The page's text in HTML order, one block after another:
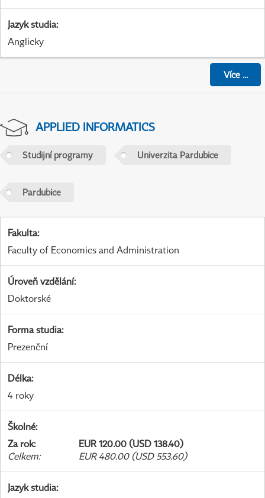
Jazyk studia:
Anglicky
Více...
APPLIED INFORMATICS
Studijní programy Univerzita Pardubice
Pardubice
Fakulta:
Faculty of Economics and Administration
Úroveň vzdělání:
Doktorské
Forma studia:
Prezenční
Délka:
4 roky
Školné:
Za rok:
EUR 120.00 (USD 138.40)
Celkem: EUR 480.00 (USD 553.60)
Jazyk studia: